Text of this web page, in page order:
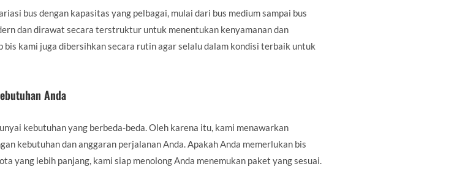
bus dengan kapasitas yang pelbagai, mulai dari bus medium sampai bus
dan dirawat secara terstruktur untuk menentukan kenyamanan dan
bis kami juga dibersihkan secara rutin agar selalu dalam kondisi terbaik untuk
Anda
kebutuhan yang berbeda-beda. Oleh karena itu, kami menawarkan
kebutuhan dan anggaran perjalanan Anda. Apakah Anda memerlukan bis
yang lebih panjang, kami siap menolong Anda menemukan paket yang sesuai.